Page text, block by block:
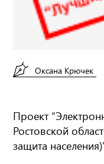
Оксана Крючек
Проект
Ростовской
защита